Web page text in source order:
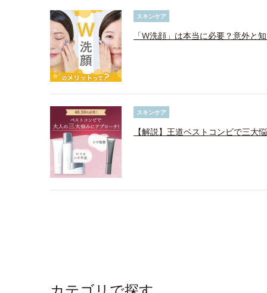
スキンケア
「W洗顔」は本当に必要？意外と
スキンケア
【解説】王道ベストコンビで三大